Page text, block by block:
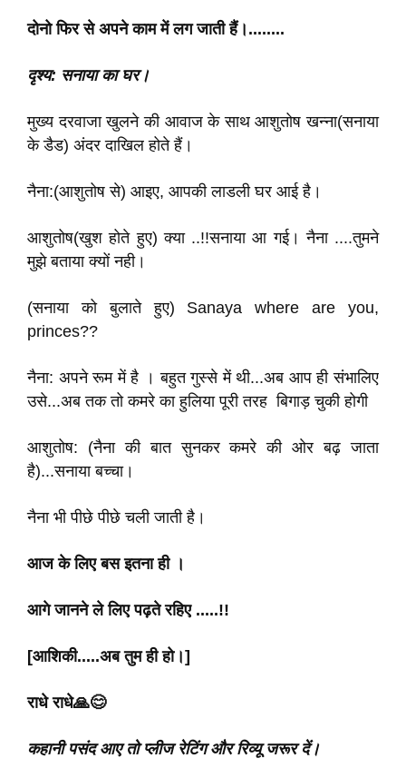
दोनो फिर से अपने काम में लग जाती हैं।........
दृश्य: सनाया का घर।
मुख्य दरवाजा खुलने की आवाज के साथ आशुतोष खन्ना(सनाया
के डैड) अंदर दाखिल होते हैं।
नैना:(आशुतोष से) आइए, आपकी लाडली घर आई है।
आशुतोष(खुश होते हुए) क्या ..!!सनाया आ गई। नैना ....तुमने
मुझे बताया क्यों नही।
(सनाया को बुलाते हुए) Sanaya where are you,
princes??
नैना: अपने रूम में है । बहुत गुस्से में थी...अब आप ही संभालिए
उसे...अब तक तो कमरे का हुलिया पूरी तरह बिगाड़ चुकी होगी
आशुतोष: (नैना की बात सुनकर कमरे की ओर बढ़ जाता
है)...सनाया बच्चा।
नैना भी पीछे पीछे चली जाती है।
आज के लिए बस इतना ही ।
आगे जानने ले लिए पढ़ते रहिए .....!!
[आशिकी.....अब तुम ही हो।]
राधे राधे🙏😊
कहानी पसंद आए तो प्लीज रेटिंग और रिव्यू जरूर दें।